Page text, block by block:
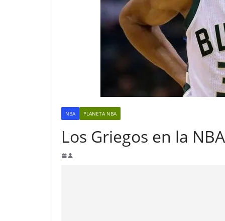
NBA PLANETA NBA
Los Griegos en la NBA